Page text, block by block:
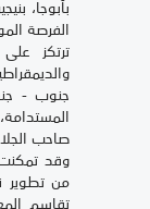
الفرصة
ترتكز
جنوب -
صاحب
وقد تمكنت
من تطوير
تقاسم